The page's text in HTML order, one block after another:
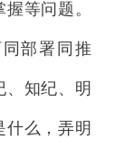
等问题。
部署同推
知纪、明
么，弄明